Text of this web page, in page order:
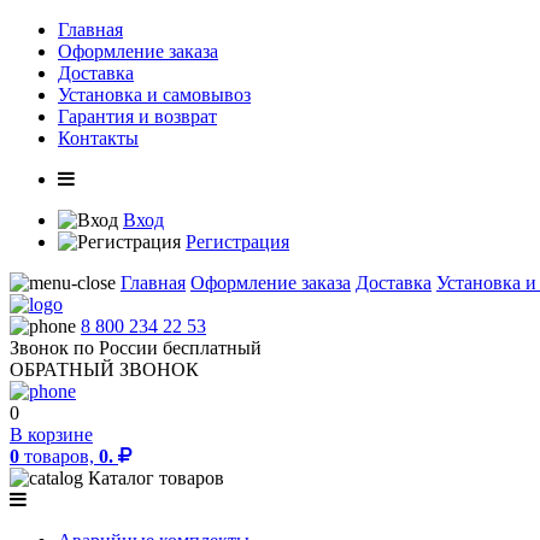
Главная
Оформление заказа
Доставка
Установка и самовывоз
Гарантия и возврат
Контакты
Вход
Регистрация
Главная Оформление заказа Доставка Установка
8 800 234 22 53
Звонок по России бесплатный
ОБРАТНЫЙ ЗВОНОК
0
В корзине
0 товаров, 0.
Каталог товаров